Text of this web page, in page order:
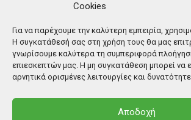
Cookies
Για να παρέχουμε την καλύτερη εμπειρία,
Η συγκατάθεσή σας στη χρήση τους θα μας
γνωρίσουμε καλύτερα τη συμπεριφορά
επιεσκεπτών μας. Η μη συγκατάθεση μπορεί να
αρνητικά ορισμένες λειτουργίες και
Αποδοχή